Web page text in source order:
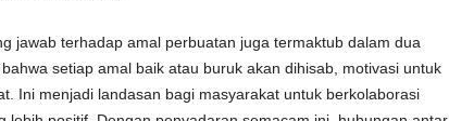
jawab terhadap amal perbuatan juga termaktub dalam dua
setiap amal baik atau buruk akan dihisab, motivasi untuk
Ini menjadi landasan bagi masyarakat untuk berkolaborasi